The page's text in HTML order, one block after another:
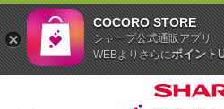
COCORO STORE
シャープ公式通販アプリ
WEBよりさらにポイント